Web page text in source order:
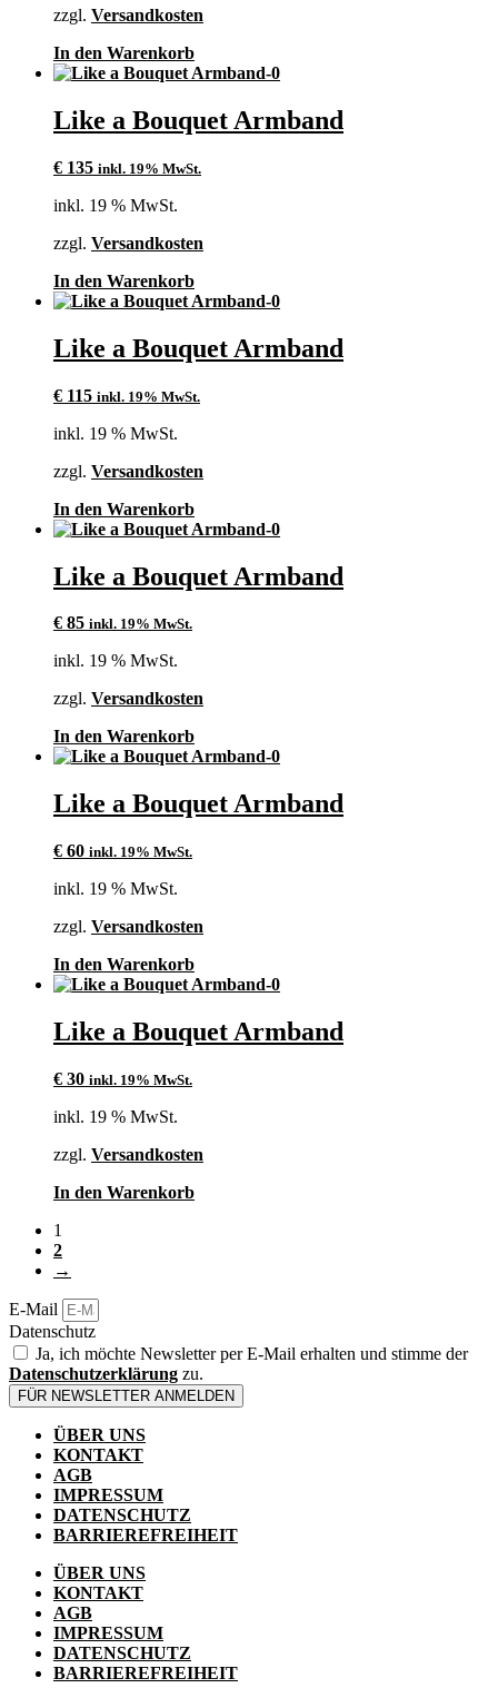
zzgl. Versandkosten
In den Warenkorb
Like a Bouquet Armband
€ 135 inkl. 19% MwSt.
inkl. 19 % MwSt.
zzgl. Versandkosten
In den Warenkorb
Like a Bouquet Armband
€ 115 inkl. 19% MwSt.
inkl. 19 % MwSt.
zzgl. Versandkosten
In den Warenkorb
Like a Bouquet Armband
€ 85 inkl. 19% MwSt.
inkl. 19 % MwSt.
zzgl. Versandkosten
In den Warenkorb
Like a Bouquet Armband
€ 60 inkl. 19% MwSt.
inkl. 19 % MwSt.
zzgl. Versandkosten
In den Warenkorb
Like a Bouquet Armband
€ 30 inkl. 19% MwSt.
inkl. 19 % MwSt.
zzgl. Versandkosten
In den Warenkorb
1
2
→
E-Mail
Datenschutz
Ja, ich möchte Newsletter per E-Mail erhalten und stimme der
Datenschutzerklärung zu.
FÜR NEWSLETTER ANMELDEN
ÜBER UNS
KONTAKT
AGB
IMPRESSUM
DATENSCHUTZ
BARRIEREFREIHEIT
ÜBER UNS
KONTAKT
AGB
IMPRESSUM
DATENSCHUTZ
BARRIEREFREIHEIT